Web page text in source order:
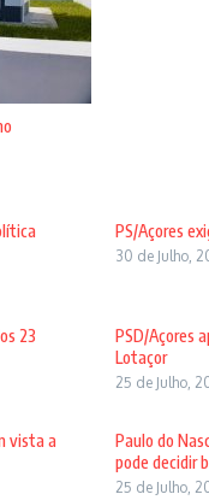
PS/Açores
30 de Julho,
23
PSD/Açores
Lotaçor
25 de Julho,
vista a
Paulo do
pode decidir
25 de Julho,